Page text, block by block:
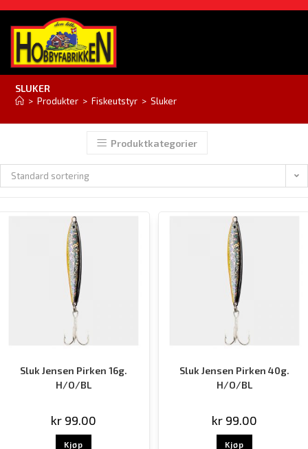
SLUKER
> Produkter > Fiskeutstyr > Sluker
Produktkategorier
Standard sortering
Sluk Jensen Pirken 16g.
H/O/BL
kr 99.00
Kjøp
Sluk Jensen Pirken 40g.
H/O/BL
kr 99.00
Kjøp